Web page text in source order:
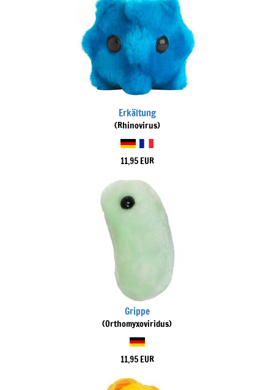
Erkältung
(Rhinovirus)
11,95 EUR
Grippe
(Orthomyxoviridus)
11,95 EUR